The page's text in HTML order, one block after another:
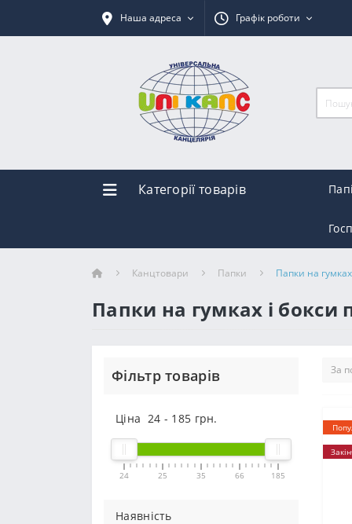
Наша адреса Графік роботи
Категорії товарів
Канцтовари Папки Папки на гумках
Папки на гумках і бокси
Фільтр товарів
Ціна 24 - 185 грн.
24 25 35 66 185
Наявність